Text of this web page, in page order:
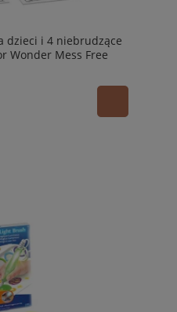
dzieci i 4 niebrudzące
Wonder Mess Free